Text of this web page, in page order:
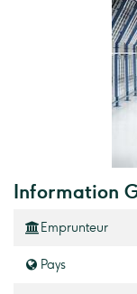
Information
Emprunteur
Pays